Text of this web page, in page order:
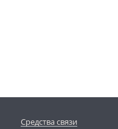
Средства связи